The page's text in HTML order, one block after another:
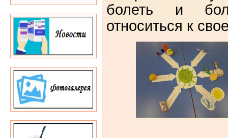
болеть и
относиться к